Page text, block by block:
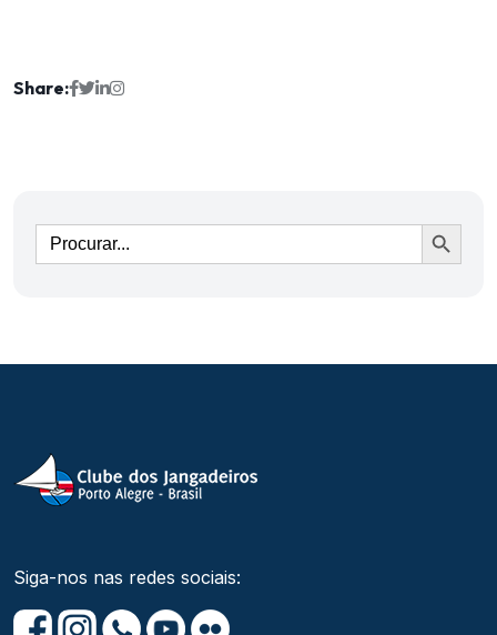
Share:
Ir
Siga-nos nas redes sociais: